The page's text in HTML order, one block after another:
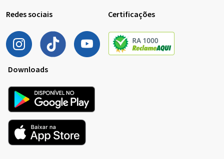
Redes sociais Certificações
Downloads